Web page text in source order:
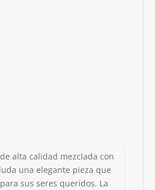
alta calidad mezclada con
una elegante pieza que
sus seres queridos. La